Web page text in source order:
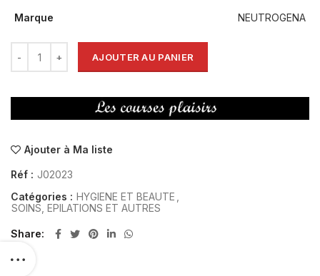
Marque NEUTROGENA
AJOUTER AU PANIER
Ajouter à Ma liste
Réf : J02023
Catégories : HYGIENE ET BEAUTE
SOINS, EPILATIONS ET AUTRES
Share